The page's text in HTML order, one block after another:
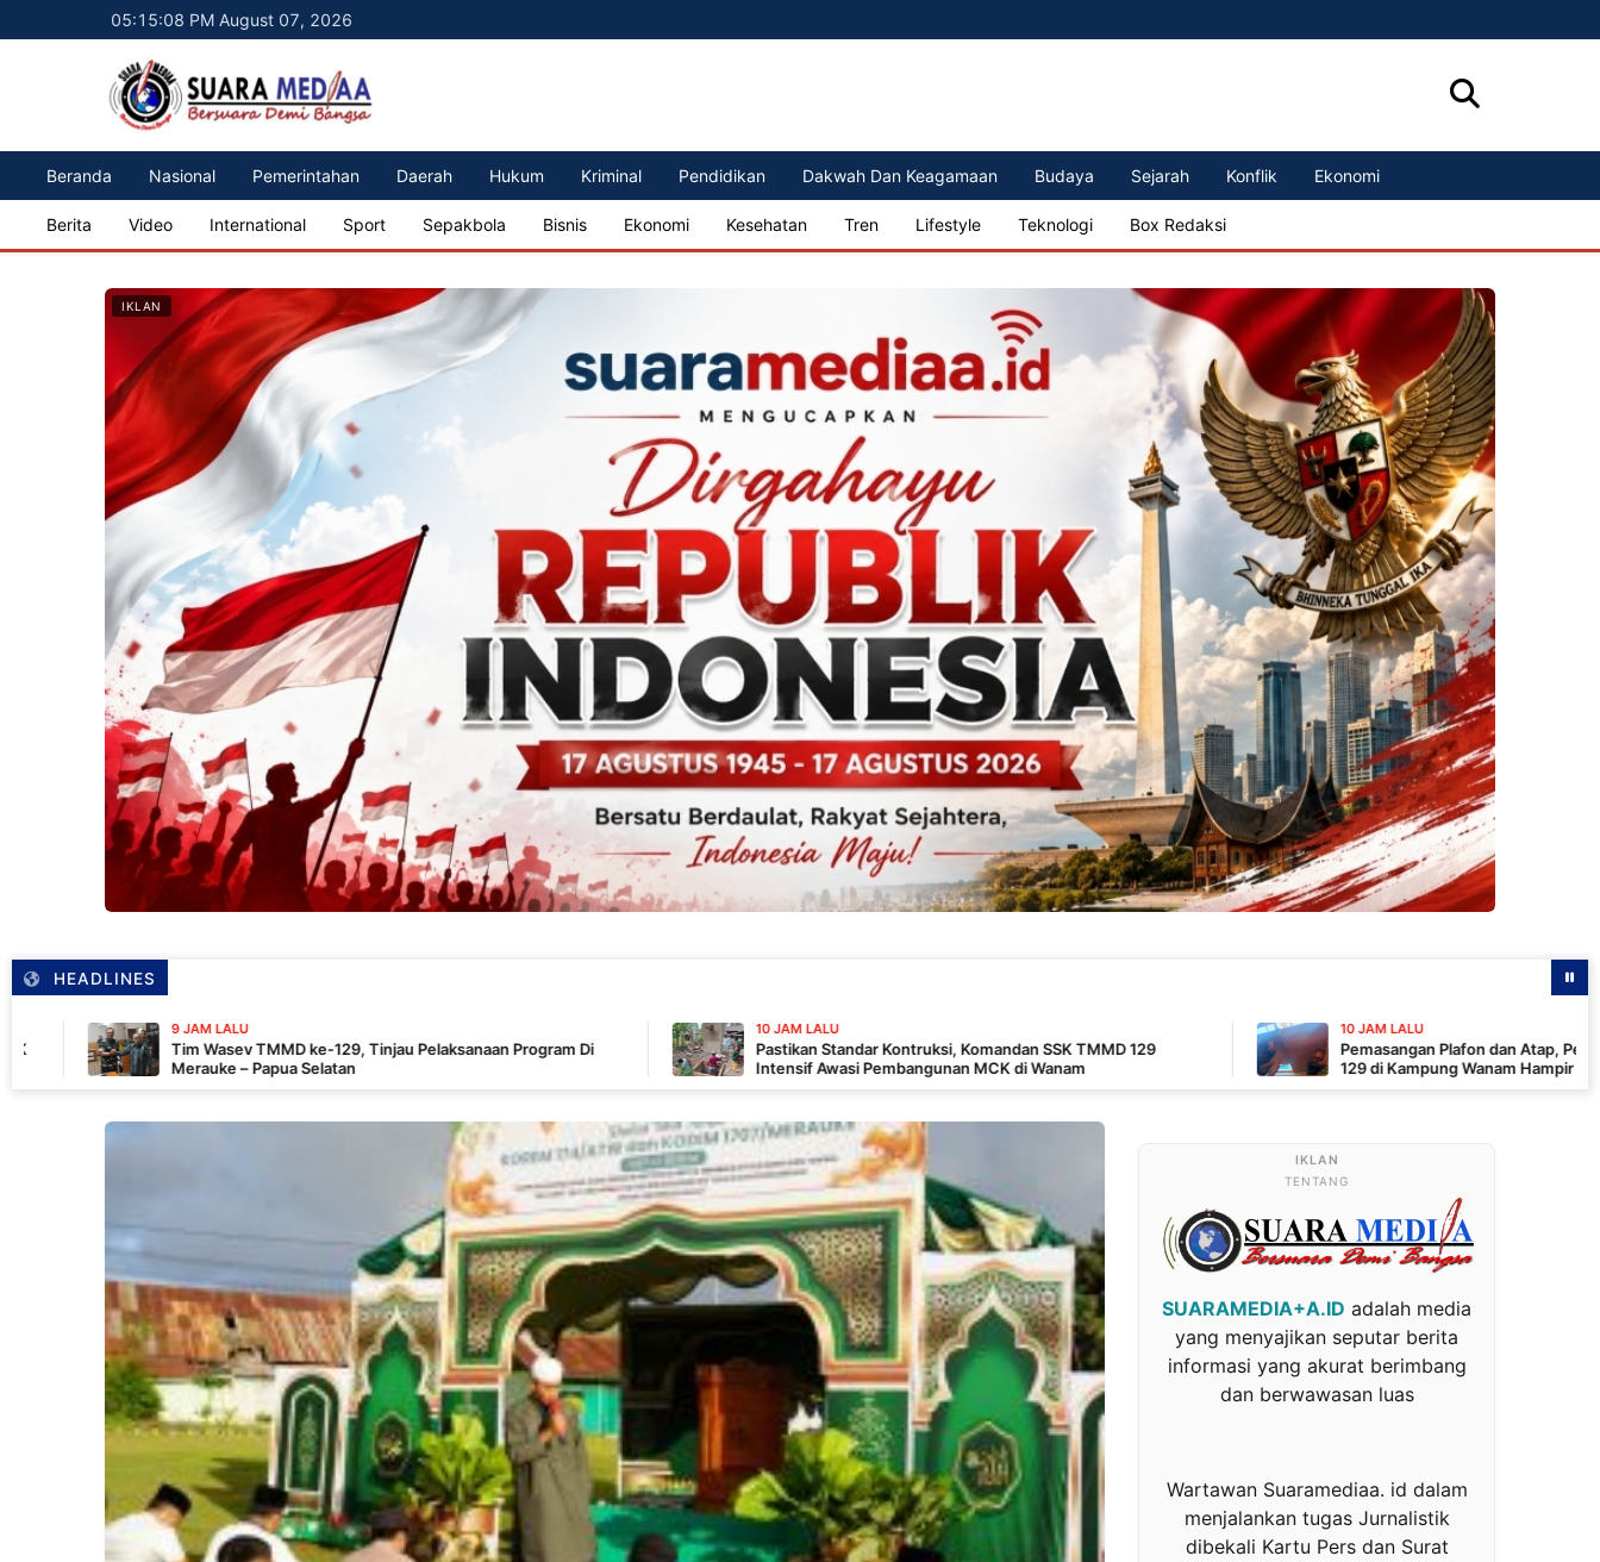
05:15:10 PM August 07, 2026
Beranda Nasional Pemerintahan Daerah Hukum Kriminal Pendidikan Dakwah Dan Keagamaan Budaya Sejarah Konflik Ekonomi
Berita Video International Sport Sepakbola Bisnis Ekonomi Kesehatan Tren Lifestyle Teknologi Box Redaksi
IKLAN
HEADLINES
9 JAM LALU
Tim Wasev TMMD ke-129, Tinjau Pelaksanaan Program Di
Merauke – Papua Selatan
10 JAM LALU
Pastikan Standar Kontruksi, Komandan SSK TMMD 129
Intensif Awasi Pembangunan MCK di Wanam
10 JAM LALU
Pemasangan Plafon dan Atap, Pembangunan MCK
129 di Kampung Wanam Hampir Rampung
TENTANG
SUARAMEDIA+A.ID adalah media
yang menyajikan seputar berita
informasi yang akurat berimbang
dan berwawasan luas
Wartawan Suaramediaa. id dalam
menjalankan tugas Jurnalistik
dibekali Kartu Pers dan Surat